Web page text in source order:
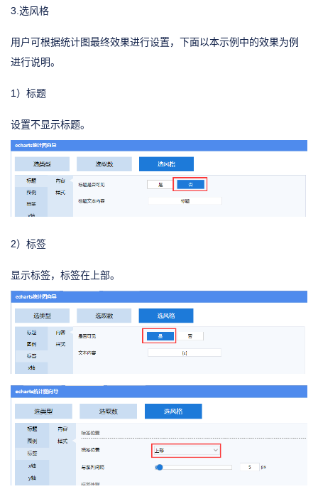
3.选风格
用户可根据统计图最终效果进行设置，下面以本示例中的效果为例
进行说明。
1）标题
设置不显示标题。
2）标签
显示标签，标签在上部。